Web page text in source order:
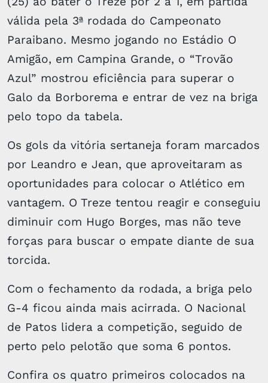
válida pela 3ª rodada do Campeonato
Paraibano. Mesmo jogando no Estádio O
Amigão, em Campina Grande, o “Trovão
Azul” mostrou eficiência para superar o
Galo da Borborema e entrar de vez na briga
pelo topo da tabela.
Os gols da vitória sertaneja foram marcados
por Leandro e Jean, que aproveitaram as
oportunidades para colocar o Atlético em
vantagem. O Treze tentou reagir e conseguiu
diminuir com Hugo Borges, mas não teve
forças para buscar o empate diante de sua
torcida.
Com o fechamento da rodada, a briga pelo
G-4 ficou ainda mais acirrada. O Nacional
de Patos lidera a competição, seguido de
perto pelo pelotão que soma 6 pontos.
Confira os quatro primeiros colocados na